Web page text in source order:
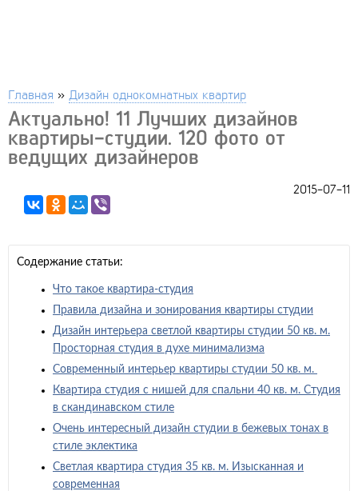
Главная » Дизайн однокомнатных квартир
Актуально! 11 Лучших дизайнов
квартиры-студии. 120 фото от
ведущих дизайнеров
2015-07-11
Содержание статьи:
Что такое квартира-студия
Правила дизайна и зонирования квартиры студии
Дизайн интерьера светлой квартиры студии 50 кв. м.
Просторная студия в духе минимализма
Современный интерьер квартиры студии 50 кв. м.
Квартира студия с нишей для спальни 40 кв. м. Студия
в скандинавском стиле
Очень интересный дизайн студии в бежевых тонах в
стиле эклектика
Светлая квартира студия 35 кв. м. Изысканная и
современная